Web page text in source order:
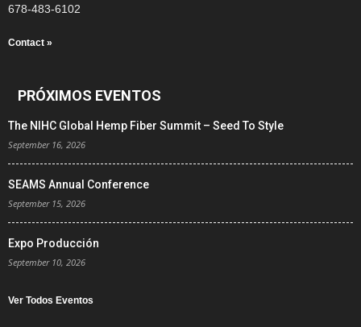
678-483-6102
Contact »
PRÓXIMOS EVENTOS
The NIHC Global Hemp Fiber Summit – Seed To Style
September 16, 2026
SEAMS Annual Conference
September 15, 2026
Expo Producción
September 10, 2026
Ver Todos Eventos